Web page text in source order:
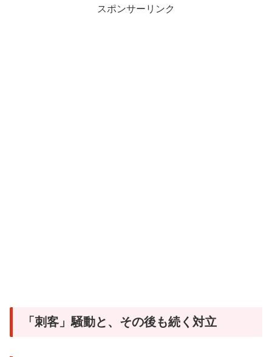
スポンサーリンク
「刺客」騒動と、その後も続く対立